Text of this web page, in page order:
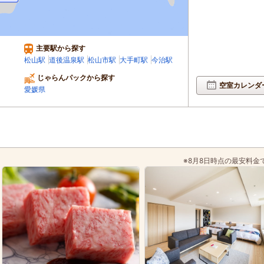
主要駅から探す
松山駅 道後温泉駅 松山市駅 大手町駅 今治駅
じゃらんパックから探す
愛媛県
空室カレンダ
※8月8日時点の最安料金